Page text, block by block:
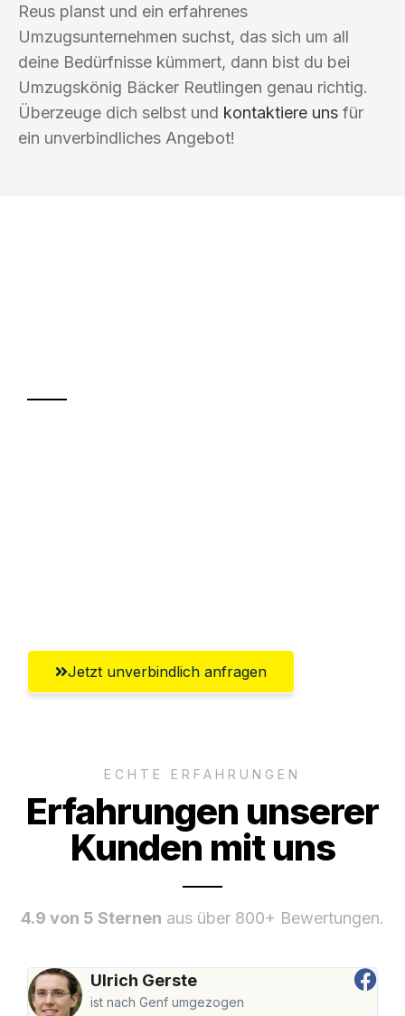
Reus planst und ein erfahrenes
Umzugsunternehmen suchst, das sich um all
deine Bedürfnisse kümmert, dann bist du bei
Umzugskönig Bäcker Reutlingen genau richtig.
Überzeuge dich selbst und kontaktiere uns für
ein unverbindliches Angebot!
Jetzt unverbindlich anfragen
ECHTE ERFAHRUNGEN
Erfahrungen unserer
Kunden mit uns
4.9 von 5 Sternen aus über 800+ Bewertungen.
Ulrich Gerste
ist nach Genf umgezogen